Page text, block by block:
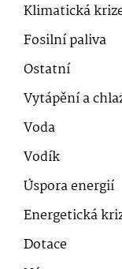
Klimatická
Fosilní paliva
Ostatní
Vytápění a
Voda
Vodík
Úspora energií
Energetická
Dotace